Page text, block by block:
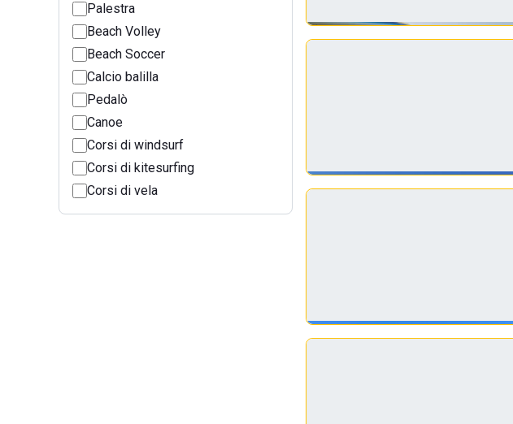
Palestra
Beach Volley
Beach Soccer
Calcio balilla
Pedalò
Canoe
Corsi di windsurf
Corsi di kitesurfing
Corsi di vela